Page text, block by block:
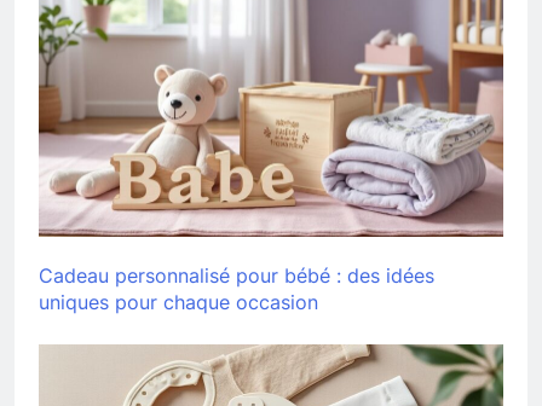
Cadeau personnalisé pour bébé : des idées
uniques pour chaque occasion